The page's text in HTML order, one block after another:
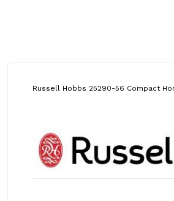
Russell Hobbs 25290-56 Compact